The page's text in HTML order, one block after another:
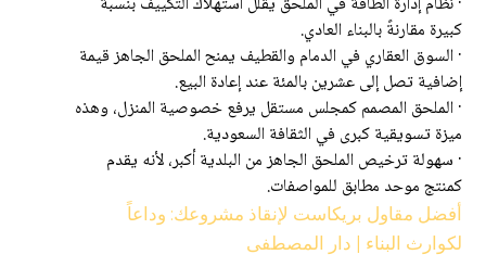
كبيرة مقارنةً بالبناء العادي.
· السوق العقاري في الدمام والقطيف يمنح الملحق الجاهز قيمة
إضافية تصل إلى عشرين بالمئة عند إعادة البيع.
· الملحق المصمم كمجلس مستقل يرفع خصوصية المنزل، وهذه
ميزة تسويقية كبرى في الثقافة السعودية.
· سهولة ترخيص الملحق الجاهز من البلدية أكبر، لأنه يقدم
كمنتج موحد مطابق للمواصفات.
أفضل مقاول بريكاست لإنقاذ مشروعك: وداعاً
لكوارث البناء | دار المصطفى